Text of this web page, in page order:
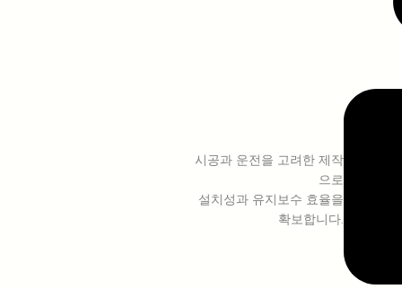
시공과 운전을 고려한 제작
으로
설치성과 유지보수 효율을
확보합니다.